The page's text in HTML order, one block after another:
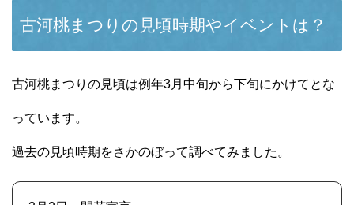
古河桃まつりの見頃時期やイベントは？
古河桃まつりの見頃は例年3月中旬から下旬にかけてとな
っています。
過去の見頃時期をさかのぼって調べてみました。